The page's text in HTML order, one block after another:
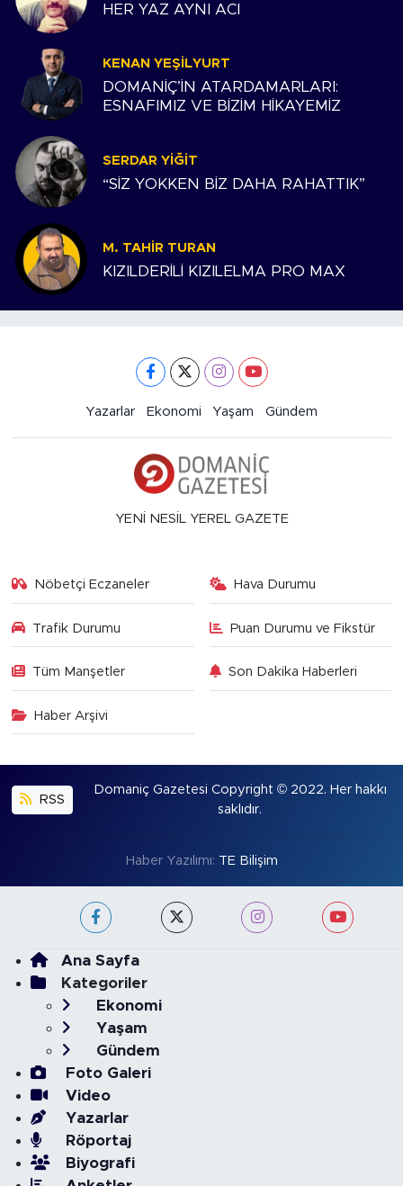
HER YAZ AYNI ACI
KENAN YEŞILYURT
DOMANİÇ’İN ATARDAMARLARI:
ESNAFIMIZ VE BİZİM HİKAYEMİZ
SERDAR YIĞIT
“SİZ YOKKEN BİZ DAHA RAHATTIK”
M. TAHIR TURAN
KIZILDERİLİ KIZILELMA PRO MAX
Yazarlar Ekonomi Yaşam Gündem
YENİ NESİL YEREL GAZETE
Nöbetçi Eczaneler Hava Durumu
Trafik Durumu Puan Durumu ve Fikstür
Tüm Manşetler Son Dakika Haberleri
Haber Arşivi
RSS
Domaniç Gazetesi Copyright © 2022. Her hakkı
saklıdır.
Haber Yazılımı: TE Bilişim
Ana Sayfa
Kategoriler
Ekonomi
Yaşam
Gündem
Foto Galeri
Video
Yazarlar
Röportaj
Biyografi